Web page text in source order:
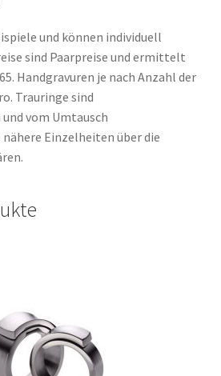
und können individuell
sind Paarpreise und ermittelt
Handgravuren je nach Anzahl der
Trauringe sind
vom Umtausch
Einzelheiten über die